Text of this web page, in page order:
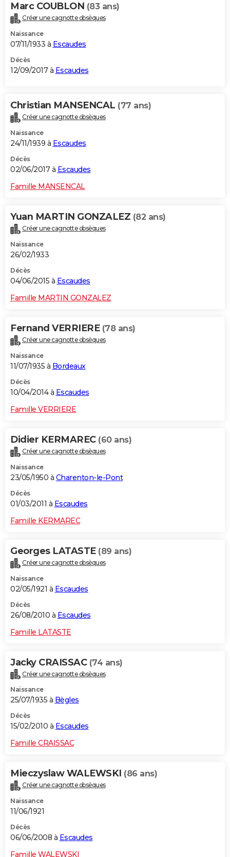
Marc COUBLON (83 ans)
Créer une cagnotte obsèques
Naissance
07/11/1933 à Escaudes
Décès
12/09/2017 à Escaudes
Christian MANSENCAL (77 ans)
Créer une cagnotte obsèques
Naissance
24/11/1939 à Escaudes
Décès
02/06/2017 à Escaudes
Famille MANSENCAL
Yuan MARTIN GONZALEZ (82 ans)
Créer une cagnotte obsèques
Naissance
26/02/1933
Décès
04/06/2015 à Escaudes
Famille MARTIN GONZALEZ
Fernand VERRIERE (78 ans)
Créer une cagnotte obsèques
Naissance
11/07/1935 à Bordeaux
Décès
10/04/2014 à Escaudes
Famille VERRIERE
Didier KERMAREC (60 ans)
Créer une cagnotte obsèques
Naissance
23/05/1950 à Charenton-le-Pont
Décès
01/03/2011 à Escaudes
Famille KERMAREC
Georges LATASTE (89 ans)
Créer une cagnotte obsèques
Naissance
02/05/1921 à Escaudes
Décès
26/08/2010 à Escaudes
Famille LATASTE
Jacky CRAISSAC (74 ans)
Créer une cagnotte obsèques
Naissance
25/07/1935 à Bègles
Décès
15/02/2010 à Escaudes
Famille CRAISSAC
Mieczyslaw WALEWSKI (86 ans)
Créer une cagnotte obsèques
Naissance
11/06/1921
Décès
06/06/2008 à Escaudes
Famille WALEWSKI